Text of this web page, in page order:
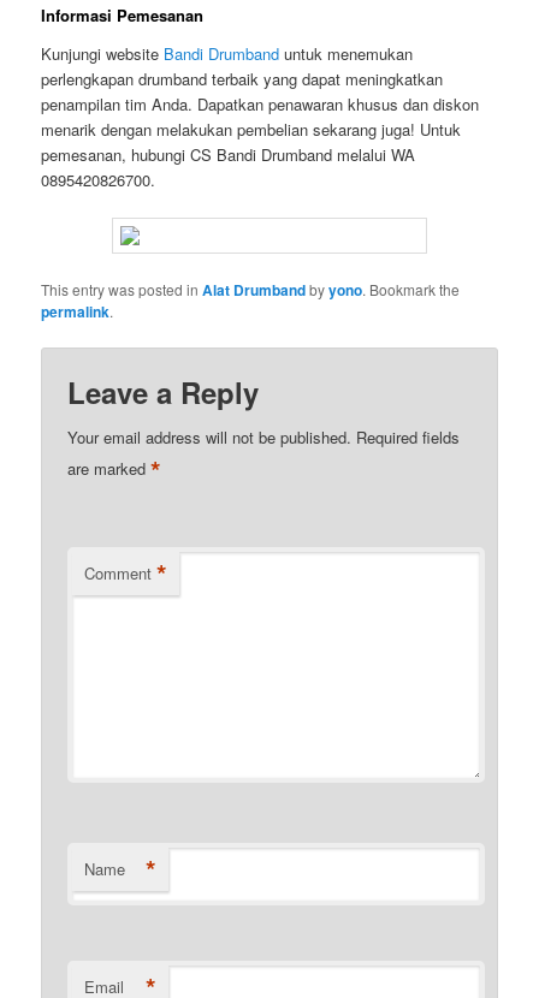
Informasi Pemesanan
Kunjungi website Bandi Drumband untuk menemukan
perlengkapan drumband terbaik yang dapat meningkatkan
penampilan tim Anda. Dapatkan penawaran khusus dan diskon
menarik dengan melakukan pembelian sekarang juga! Untuk
pemesanan, hubungi CS Bandi Drumband melalui WA
0895420826700.
This entry was posted inAlat Drumbandbyyono. Bookmark the
permalink.
Leave a Reply
Your email address will not be published. Required fields
are marked*
Comment *
Name *
Email *